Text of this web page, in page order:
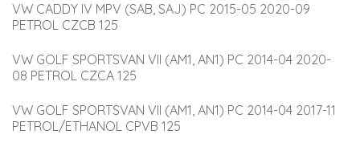
VW CADDY IV MPV (SAB, SAJ) PC 2015-05 2020-09
PETROL CZCB 125
VW GOLF SPORTSVAN VII (AM1, AN1) PC 2014-04 2020-
08 PETROL CZCA 125
VW GOLF SPORTSVAN VII (AM1, AN1) PC 2014-04 2017-11
PETROL/ETHANOL CPVB 125